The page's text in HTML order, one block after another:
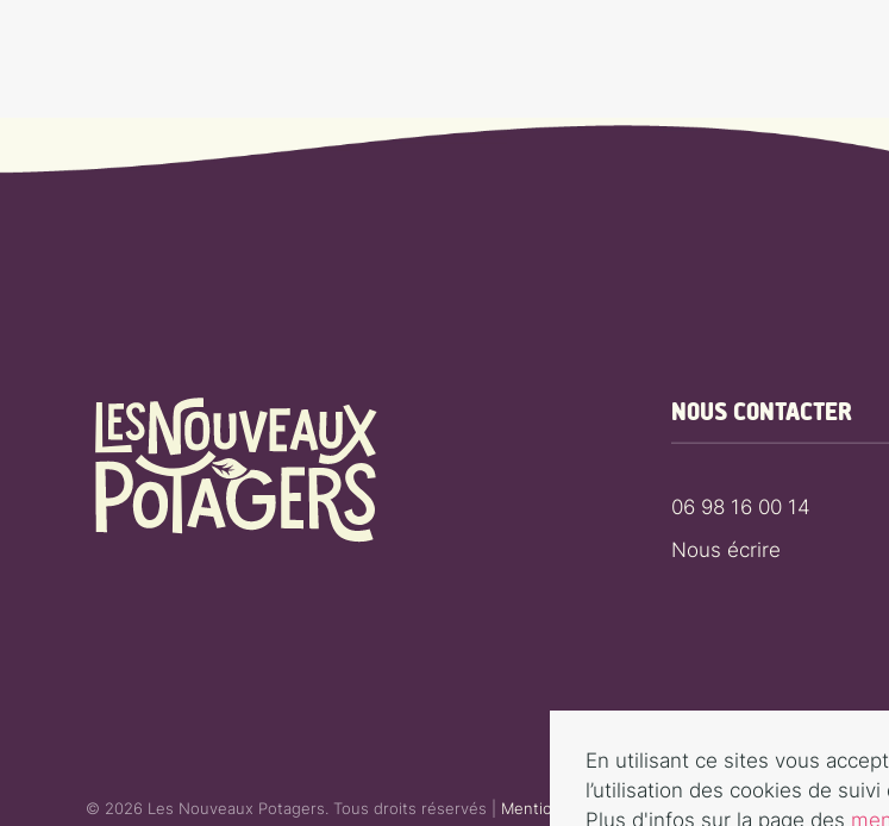
NOUS CONTACTER
06 98 16 00 14
Nous écrire
© 2026 Les Nouveaux Potagers. Tous droits réservés | Mentions légales
En utilisant ce sites vous
l’utilisation des cookies de suivi
Plus d'infos sur la page des